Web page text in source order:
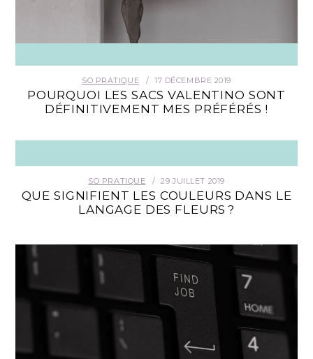
SO PRATIQUE 17 DÉCEMBRE 2019
POURQUOI LES SACS VALENTINO SONT
DÉFINITIVEMENT MES PRÉFÉRÉS !
SO PRATIQUE 29 JUILLET 2019
QUE SIGNIFIENT LES COULEURS DANS LE
LANGAGE DES FLEURS ?